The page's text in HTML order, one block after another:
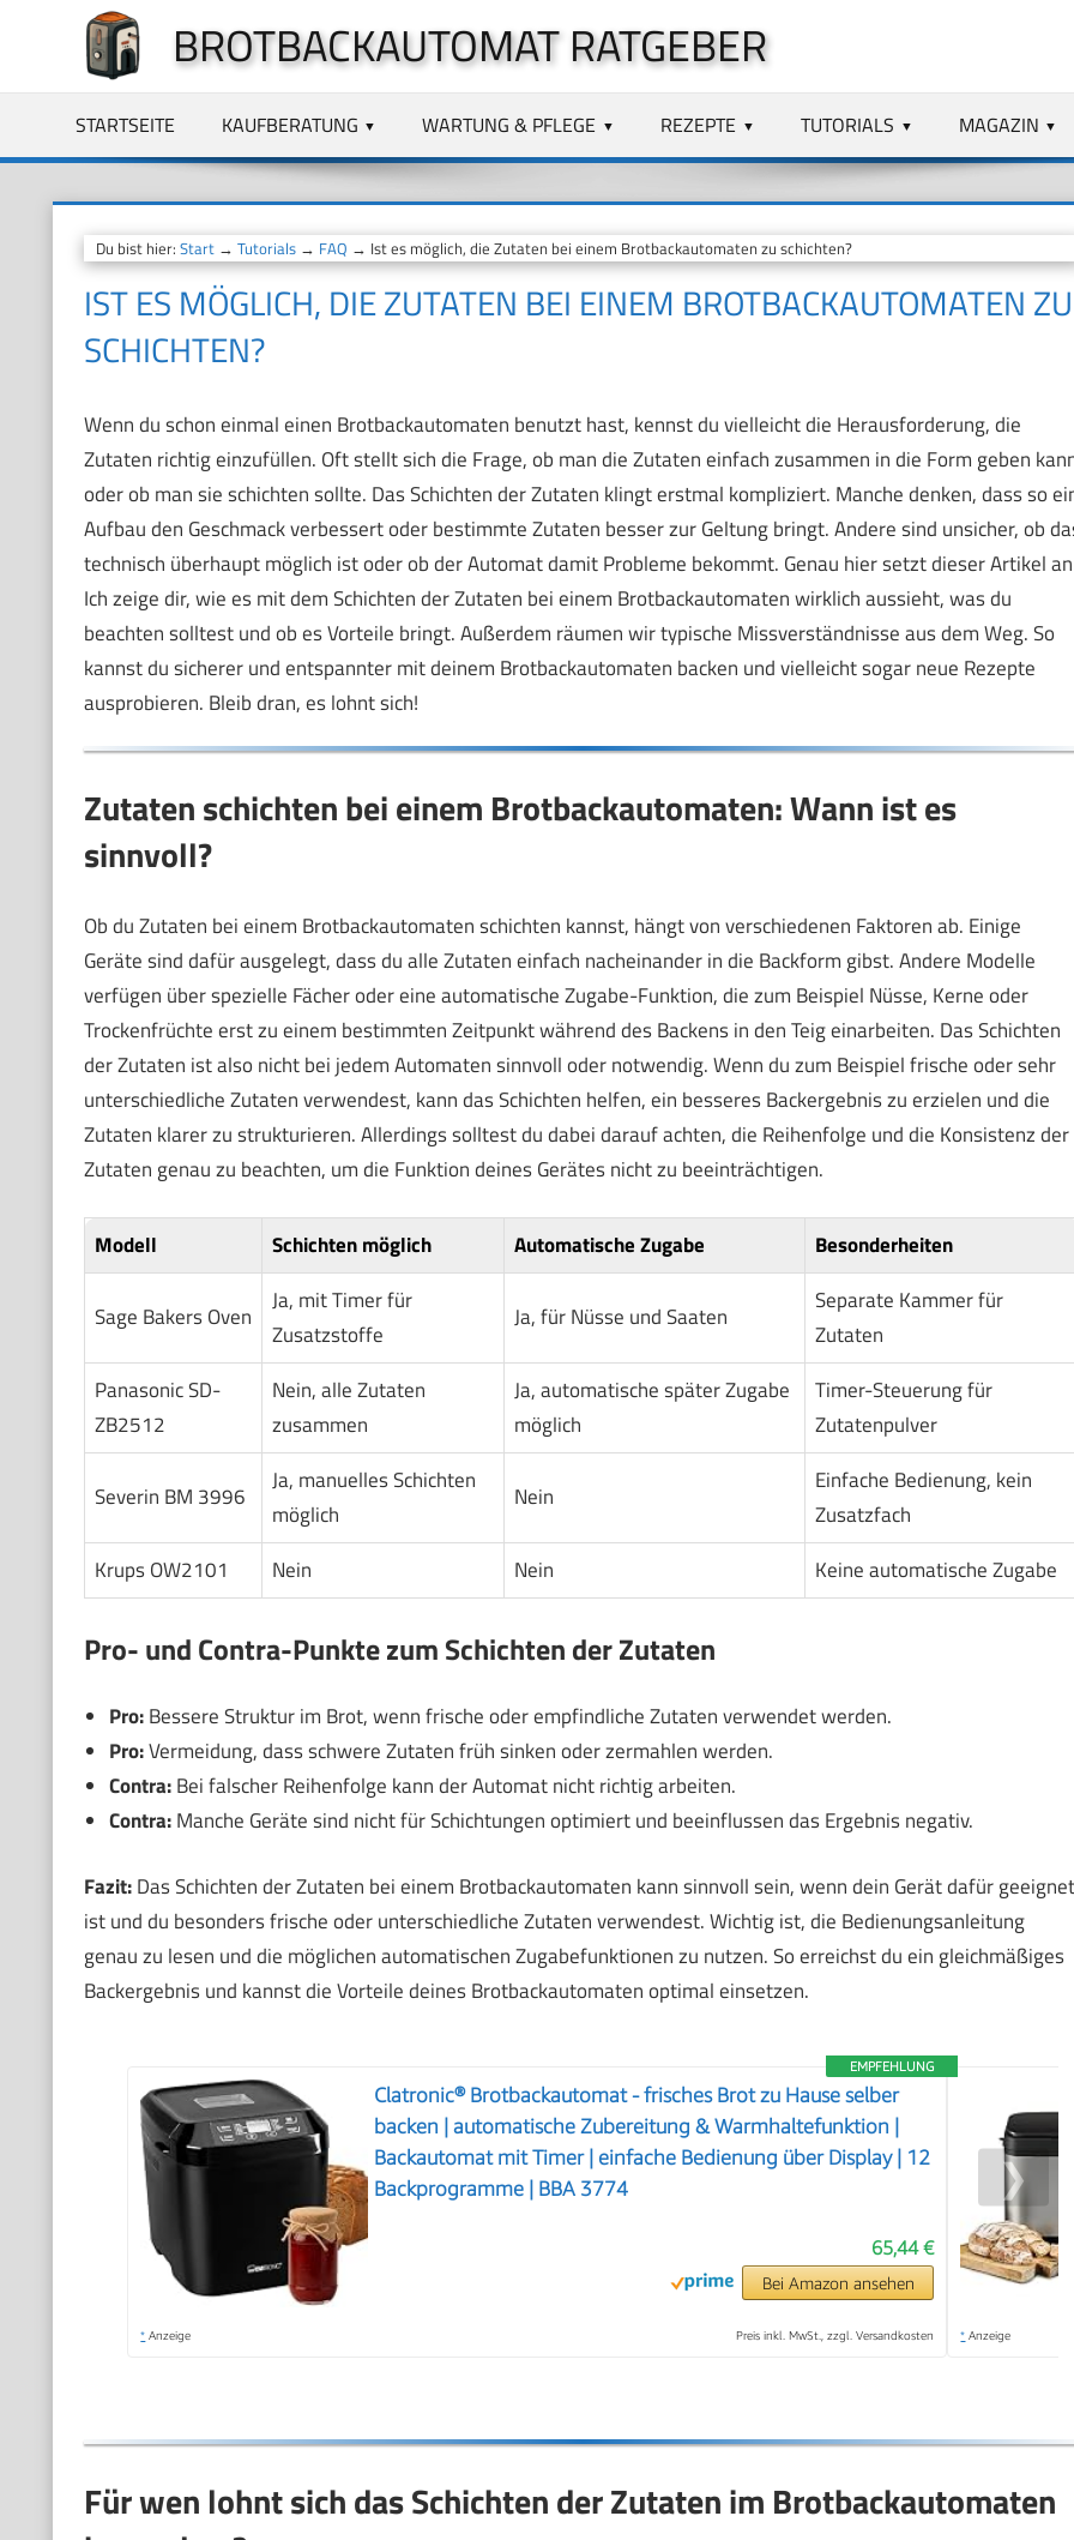
springen
BROTBACKAUTOMAT RATGEBER
STARTSEITE KAUFBERATUNG WARTUNG & PFLEGE REZEPTE TUTORIALS MAGAZIN
Du bist hier: Start→ Tutorials→ FAQ → Ist es möglich, die Zutaten bei einem Brotbackautomaten zu schichten?
IST ES MÖGLICH, DIE ZUTATEN BEI EINEM BROTBACKAUTOMATEN ZU
SCHICHTEN?
Wenn du schon einmal einen Brotbackautomaten benutzt hast, kennst du vielleicht die Herausforderung, die
Zutaten richtig einzufüllen. Oft stellt sich die Frage, ob man die Zutaten einfach zusammen in die Form geben
oder ob man sie schichten sollte. Das Schichten der Zutaten klingt erstmal kompliziert. Manche denken, dass so
Aufbau den Geschmack verbessert oder bestimmte Zutaten besser zur Geltung bringt. Andere sind unsicher, ob
technisch überhaupt möglich ist oder ob der Automat damit Probleme bekommt. Genau hier setzt dieser Artikel
Ich zeige dir, wie es mit dem Schichten der Zutaten bei einem Brotbackautomaten wirklich aussieht, was du
beachten solltest und ob es Vorteile bringt. Außerdem räumen wir typische Missverständnisse aus dem Weg. So
kannst du sicherer und entspannter mit deinem Brotbackautomaten backen und vielleicht sogar neue Rezepte
ausprobieren. Bleib dran, es lohnt sich!
Zutaten schichten bei einem Brotbackautomaten: Wann ist es
sinnvoll?
Ob du Zutaten bei einem Brotbackautomaten schichten kannst, hängt von verschiedenen Faktoren ab. Einige
Geräte sind dafür ausgelegt, dass du alle Zutaten einfach nacheinander in die Backform gibst. Andere Modelle
verfügen über spezielle Fächer oder eine automatische Zugabe-Funktion, die zum Beispiel Nüsse, Kerne oder
Trockenfrüchte erst zu einem bestimmten Zeitpunkt während des Backens in den Teig einarbeiten. Das Schichten
der Zutaten ist also nicht bei jedem Automaten sinnvoll oder notwendig. Wenn du zum Beispiel frische oder sehr
unterschiedliche Zutaten verwendest, kann das Schichten helfen, ein besseres Backergebnis zu erzielen und die
Zutaten klarer zu strukturieren. Allerdings solltest du dabei darauf achten, die Reihenfolge und die Konsistenz der
Zutaten genau zu beachten, um die Funktion deines Gerätes nicht zu beeinträchtigen.
Modell Schichten möglich Automatische Zugabe Besonderheiten
Sage Bakers Oven
Ja, mit Timer für
Zusatzstoffe
Ja, für Nüsse und Saaten
Separate Kammer für
Zutaten
Panasonic SD-
ZB2512
Nein, alle Zutaten
zusammen
Ja, automatische später Zugabe
möglich
Timer-Steuerung für
Zutatenpulver
Severin BM 3996
Ja, manuelles Schichten
möglich
Nein
Einfache Bedienung, kein
Zusatzfach
Krups OW2101
Nein Nein Keine automatische Zugabe
Pro- und Contra-Punkte zum Schichten der Zutaten
Pro:Bessere Struktur im Brot, wenn frische oder empfindliche Zutaten verwendet werden.
Pro:Vermeidung, dass schwere Zutaten früh sinken oder zermahlen werden.
Contra:Bei falscher Reihenfolge kann der Automat nicht richtig arbeiten.
Contra:Manche Geräte sind nicht für Schichtungen optimiert und beeinflussen das Ergebnis negativ.
Fazit:Das Schichten der Zutaten bei einem Brotbackautomaten kann sinnvoll sein, wenn dein Gerät dafür geeignet
ist und du besonders frische oder unterschiedliche Zutaten verwendest. Wichtig ist, die Bedienungsanleitung
genau zu lesen und die möglichen automatischen Zugabefunktionen zu nutzen. So erreichst du ein gleichmäßiges
Backergebnis und kannst die Vorteile deines Brotbackautomaten optimal einsetzen.
EMPFEHLUNG
Clatronic® Brotbackautomat - frisches Brot zu Hause selber
backen | automatische Zubereitung & Warmhaltefunktion |
Backautomat mit Timer | einfache Bedienung über Display | 12
Backprogramme | BBA 3774
65,44 €
Bei Amazon ansehen
* Anzeige Preis inkl. MwSt., zzgl. Versandkosten * Anzeige
❯
Für wen lohnt sich das Schichten der Zutaten im Brotbackautomaten